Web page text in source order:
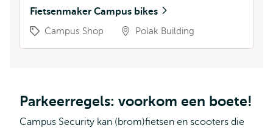
Fietsenmaker Campus bikes
Campus Shop Polak Building
Parkeerregels: voorkom een boete!
Campus Security kan (brom)fietsen en scooters die